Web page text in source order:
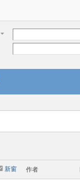
新窗 作者